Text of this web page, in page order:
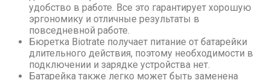
удобство в работе. Все это гарантирует хорошую
эргономику и отличные результаты в
повседневной работе.
Бюретка Biotrate получает питание от батарейки
длительного действия, поэтому необходимости в
подключении и зарядке устройства нет.
Батарейка также легко может быть заменена